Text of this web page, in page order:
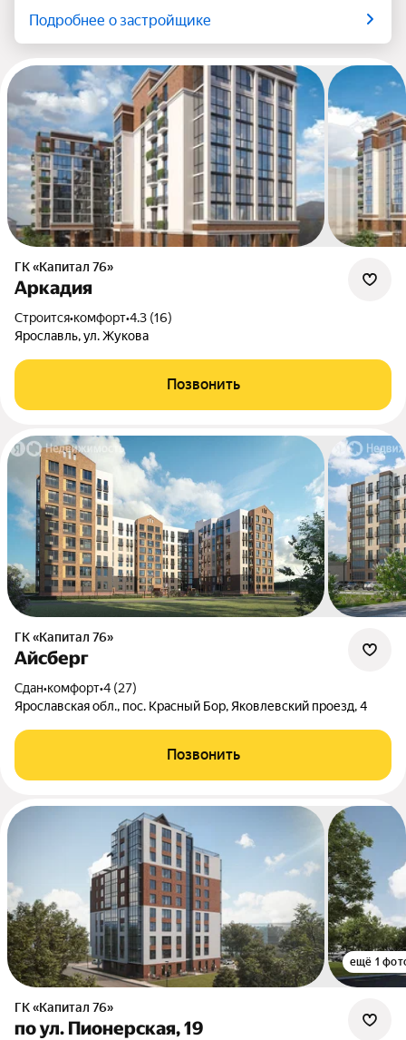
Подробнее о застройщике
ГК «Капитал 76»
Аркадия
Строится•комфорт•4.3 (16)
Ярославль, ул. Жукова
Позвонить
ГК «Капитал 76»
Айсберг
Сдан•комфорт•4 (27)
Ярославская обл., пос. Красный Бор, Яковлевский проезд, 4
Позвонить
ещё 1
ГК «Капитал 76»
по ул. Пионерская, 19